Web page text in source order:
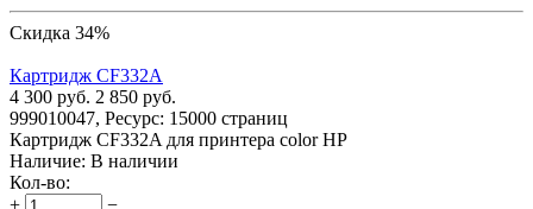
Скидка 34%
Картридж CF332A
4 300 руб. 2 850 руб.
999010047, Ресурс: 15000 страниц
Картридж CF332A для принтера color HP
Наличие: В наличии
Кол-во:
+
−